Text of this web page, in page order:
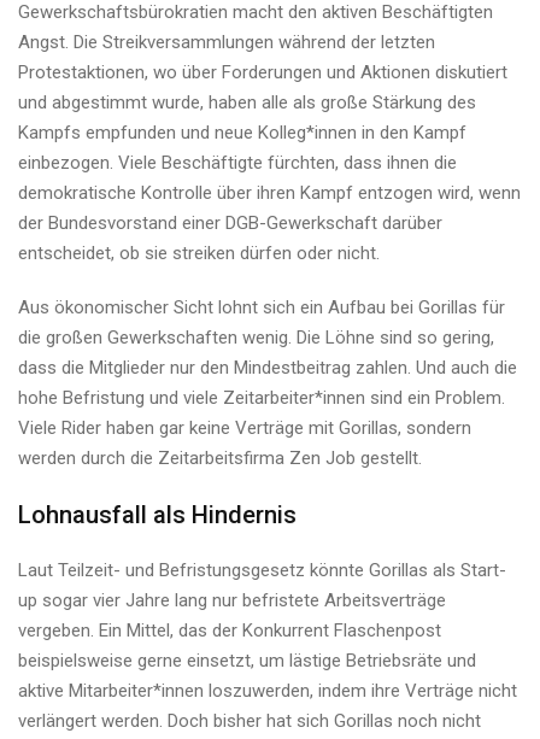
Gewerkschaftsbürokratien macht den aktiven Beschäftigten
Angst. Die Streikversammlungen während der letzten
Protestaktionen, wo über Forderungen und Aktionen diskutiert
und abgestimmt wurde, haben alle als große Stärkung des
Kampfs empfunden und neue Kol­le­g*in­nen in den Kampf
einbezogen. Viele Beschäftigte fürchten, dass ihnen die
demokratische Kontrolle über ihren Kampf entzogen wird, wenn
der Bundesvorstand einer DGB-Gewerkschaft darüber
entscheidet, ob sie streiken dürfen oder nicht.
Aus ökonomischer Sicht lohnt sich ein Aufbau bei Gorillas für
die großen Gewerkschaften wenig. Die Löhne sind so gering,
dass die Mitglieder nur den Mindestbeitrag zahlen. Und auch die
hohe Befristung und viele Zeit­ar­bei­te­r*in­nen sind ein Problem.
Viele Rider haben gar keine Verträge mit Gorillas, sondern
werden durch die Zeitarbeitsfirma Zen Job gestellt.
Lohnausfall als Hindernis
Laut Teilzeit- und Befristungsgesetz könnte Gorillas als Start-
up sogar vier Jahre lang nur befristete Arbeitsverträge
vergeben. Ein Mittel, das der Konkurrent Flaschenpost
beispielsweise gerne einsetzt, um lästige Betriebsräte und
aktive Mit­ar­bei­te­r*in­nen loszuwerden, indem ihre Verträge nicht
verlängert werden. Doch bisher hat sich Gorillas noch nicht